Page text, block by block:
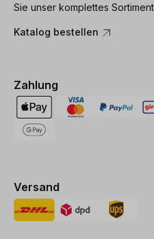
Sie unser komplettes
Katalog bestellen
Zahlung
Versand